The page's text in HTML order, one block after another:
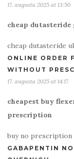
17. augusta 2025 at 13:50
cheap
cheap dutasteride
ONLINE ORDER
WITHOUT
17. augusta 2025 at 14:17
cheapest buy
prescription
buy no prescription
GABAPENTIN